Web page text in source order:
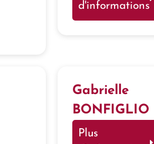
d'informations
Gabrielle
BONFIGLIO
Plus